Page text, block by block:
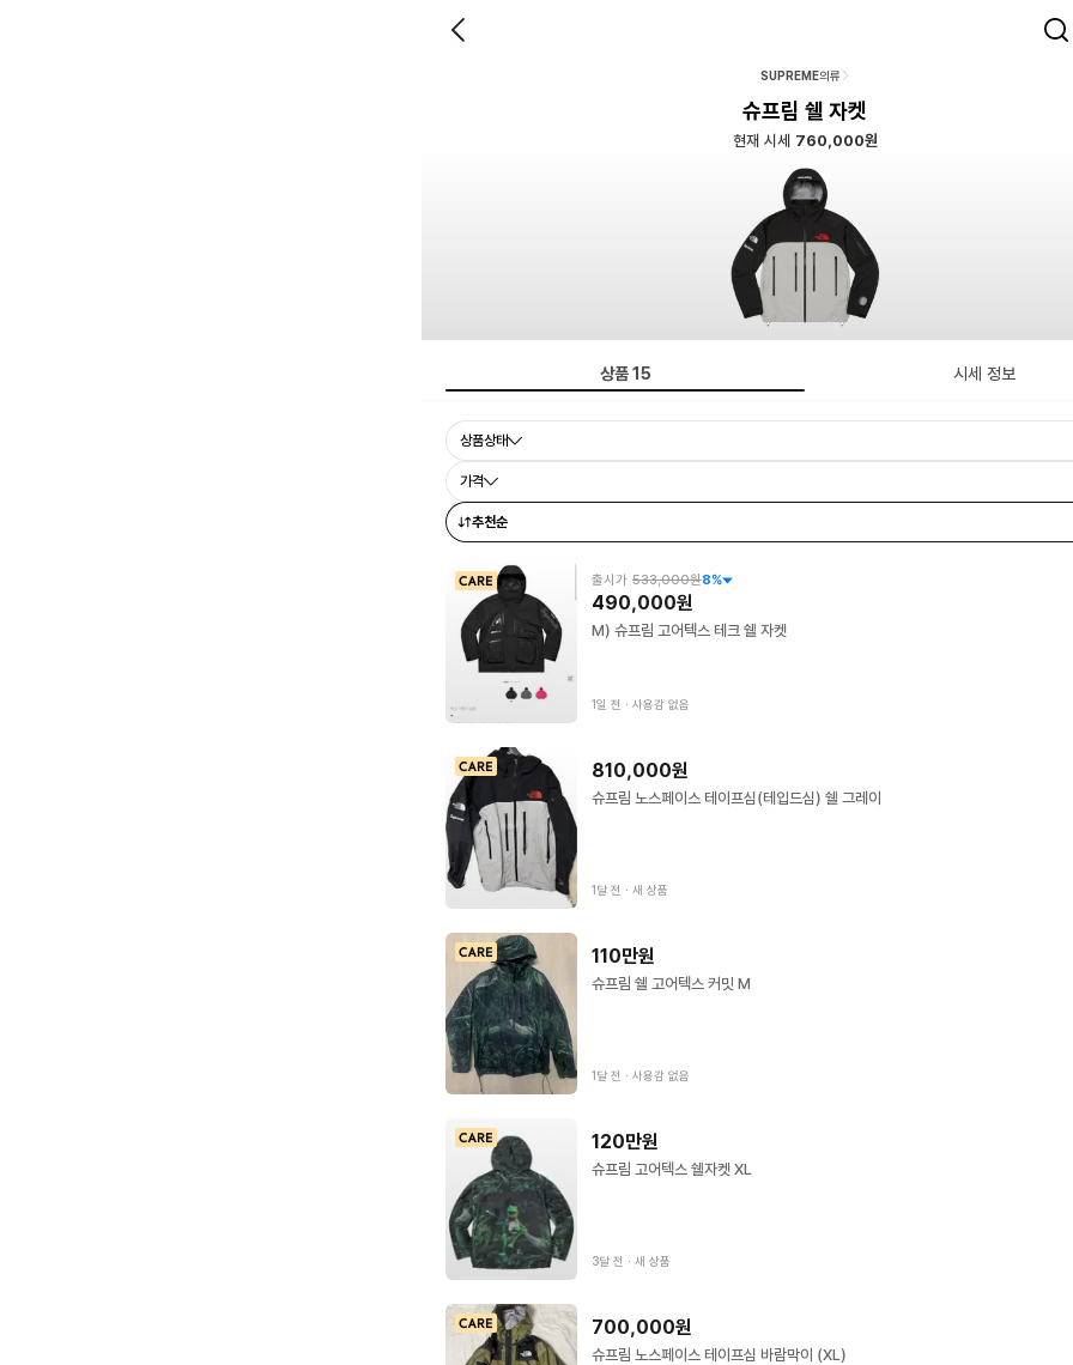
SUPREME의류
슈프림 쉘 자켓
현재 시세 760,000원
상품15 시세 정보
상품상태
가격
추천순
출시가 533,000원8%
490,000원
M) 슈프림 고어텍스 테크 쉘 자켓
1일 전 ∙ 사용감 없음
810,000원
슈프림 노스페이스 테이프심(테입드심) 쉘 그레이
1달 전 ∙ 새 상품
110만원
슈프림 쉘 고어텍스 커밋 M
1달 전 ∙ 사용감 없음
120만원
슈프림 고어텍스 쉘자켓 XL
3달 전 ∙ 새 상품
700,000원
슈프림 노스페이스 테이프심 바람막이 (XL)